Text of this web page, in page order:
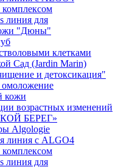
линия для
"Дюны"
клетками
Сад (Jardin Marin)
и детоксикация"
омоложение
кожи
возрастных изменений
БЕРЕГ»
Algologie
линия с ALGO4
линия для